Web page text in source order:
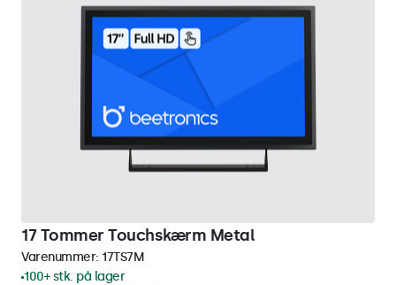
17 Tommer Touchskærm Metal
Varenummer: 17TS7M
100+ stk. på lager